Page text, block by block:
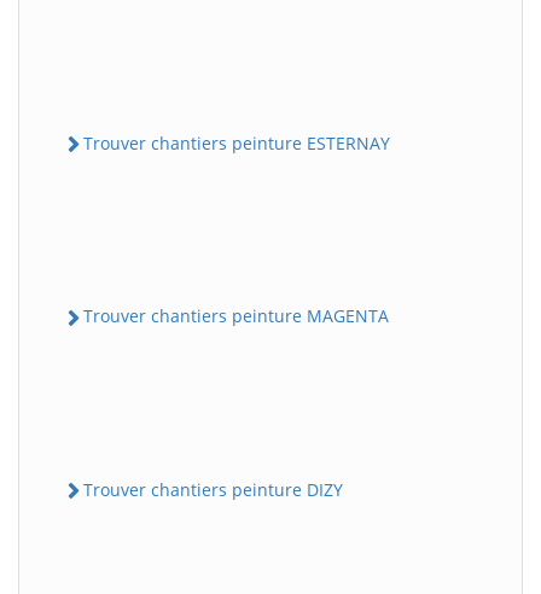
Trouver chantiers peinture ESTERNAY
Trouver chantiers peinture MAGENTA
Trouver chantiers peinture DIZY